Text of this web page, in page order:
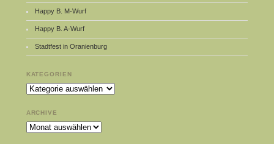
Happy B. M-Wurf
Happy B. A-Wurf
Stadtfest in Oranienburg
KATEGORIEN
Kategorien
ARCHIVE
Archive